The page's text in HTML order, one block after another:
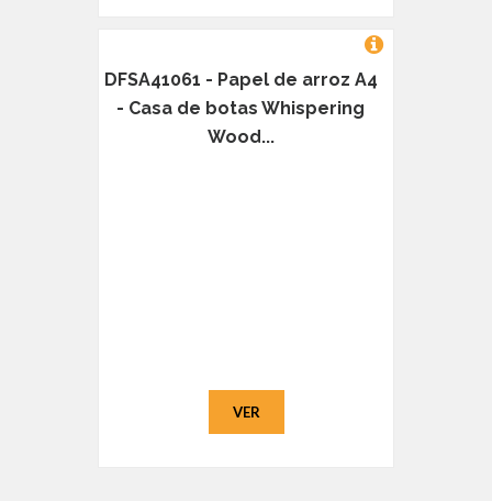
DFSA41061 - Papel de arroz A4
- Casa de botas Whispering
Wood...
VER